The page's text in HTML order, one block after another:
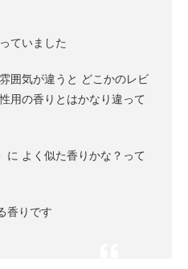
ていました
囲気が違うと どこかのレビ
用の香りとはかなり違って
に よく似た香りかな？って
香りです